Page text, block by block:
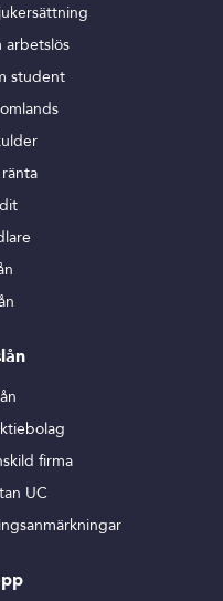
arbetslös
student
firma
UC